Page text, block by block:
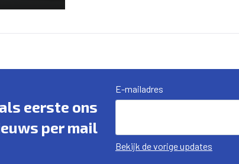
eerste ons
per mail
E-mailadres
Bekijk de vorige updates